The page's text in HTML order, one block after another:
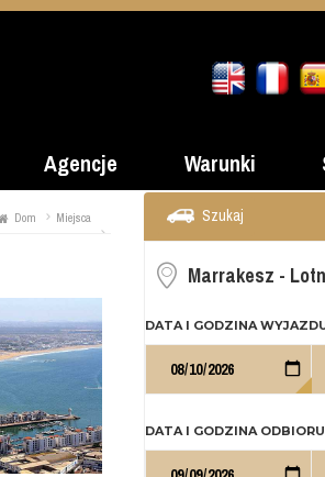
Agencje Warunki
Dom Miejsca Szukaj
DATA I GODZINA
DATA I GODZINA ODBIORU